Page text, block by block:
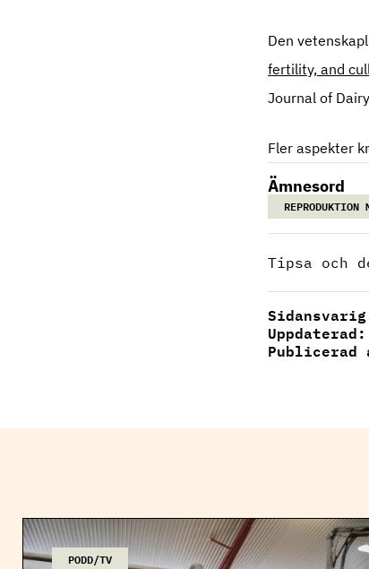
Den
fertility, and
Journal of
Fler aspekter
Ämnesord
REPRODUKTION
Tipsa och
Uppdaterad:
Publicerad
PODD/TV